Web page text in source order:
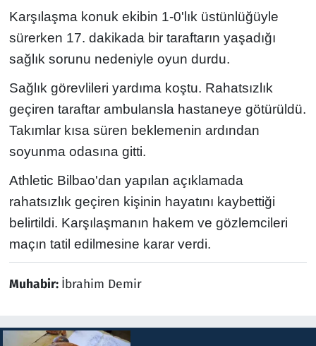
Karşılaşma konuk ekibin 1-0'lık üstünlüğüyle
sürerken 17. dakikada bir taraftarın yaşadığı
sağlık sorunu nedeniyle oyun durdu.
Sağlık görevlileri yardıma koştu. Rahatsızlık
geçiren taraftar ambulansla hastaneye götürüldü.
Takımlar kısa süren beklemenin ardından
soyunma odasına gitti.
Athletic Bilbao'dan yapılan açıklamada
rahatsızlık geçiren kişinin hayatını kaybettiği
belirtildi. Karşılaşmanın hakem ve gözlemcileri
maçın tatil edilmesine karar verdi.
Muhabir: İbrahim Demir
Teknoloji ve Bilim
Televizyon